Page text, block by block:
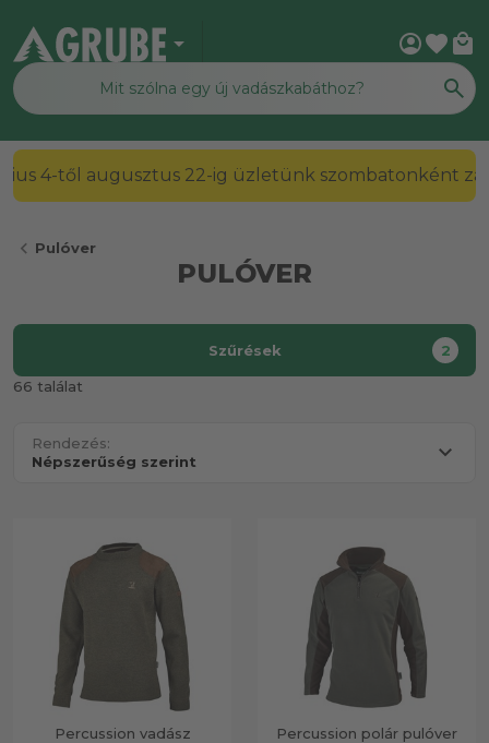
arrow_drop_down account_circlefavorite local_mall
2026. július 4-től augusztus 22-ig üzletünk
chevron_left Pulóver
PULÓVER
66 találat
Rendezés:
Percussion vadász
Percussion polár pulóver
Szűrések 2